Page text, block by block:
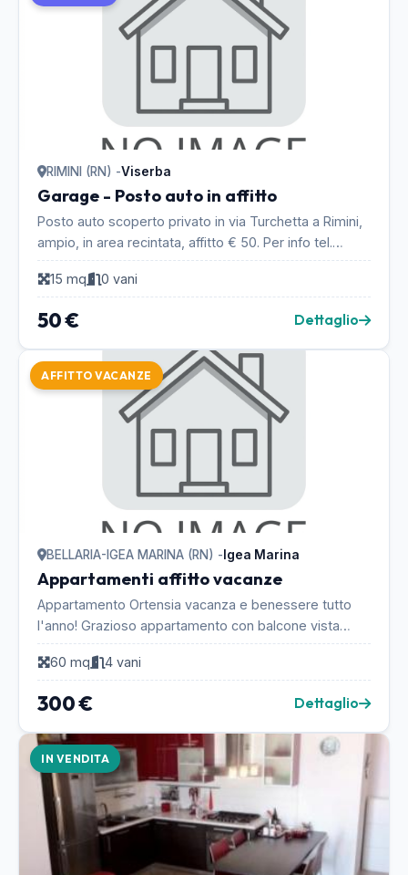
RIMINI (RN) -Viserba
Garage - Posto auto in affitto
Posto auto scoperto privato in via Turchetta a Rimini,
ampio, in area recintata, affitto € 50. Per info tel.
Roberto 347.2342506...
15 mq
0 vani
50 € Dettaglio
AFFITTO VACANZE
BELLARIA-IGEA MARINA (RN) - Igea Marina
Appartamenti affitto vacanze
Appartamento Ortensia vacanza e benessere tutto
l'anno! Grazioso appartamento con balcone vista
mare, in moderna palazzina a pochi passi dalla
spiaggi...
60 mq 4 vani
300 € Dettaglio
IN VENDITA